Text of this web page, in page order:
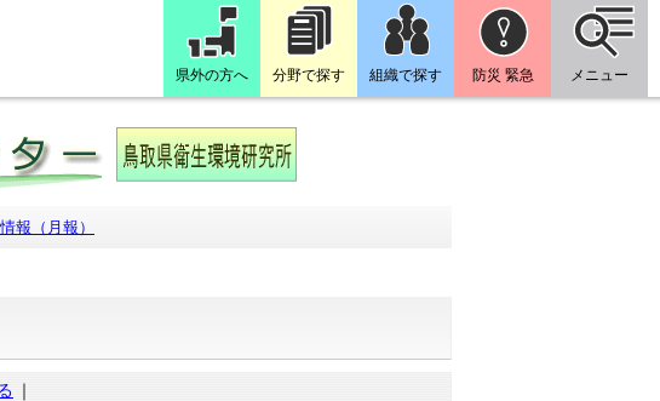
県外の方へ 分野で探す 組織で探す 防災 緊急 メニュー
報（月報）
｜